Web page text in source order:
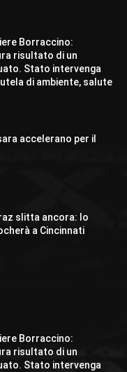
Borraccino:
risultato di un
Stato intervenga
di ambiente, salute
accelerano per il
slitta ancora: lo
a Cincinnati
Borraccino:
risultato di un
Stato intervenga